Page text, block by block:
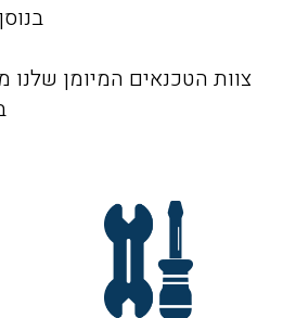
צוות הטכנאים המיומן